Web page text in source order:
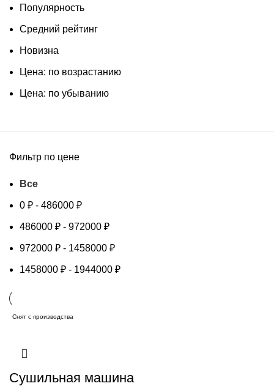
Популярность
Средний рейтинг
Новизна
Цена: по возрастанию
Цена: по убыванию
Фильтр по цене
Все
0 ₽ - 486000 ₽
486000 ₽ - 972000 ₽
972000 ₽ - 1458000 ₽
1458000 ₽ - 1944000 ₽
Снят с производства
Сушильная машина